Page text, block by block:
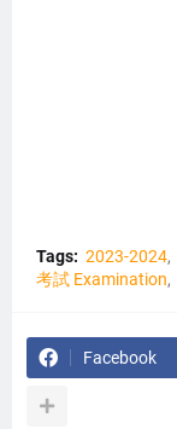
Tags: 2023-2024
考試 Examination
Facebook